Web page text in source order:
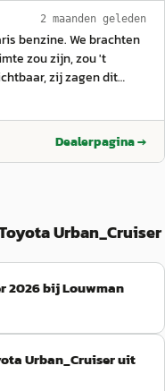
2 maanden geleden
benzine. We brachten
zou zijn, zou 't
zij zagen dit
wat ik bijzonder
we toch komen.
service verleent.
collega's. Warm
”
Dealerpagina →
Urban_Cruiser
2026 bij Louwman
Urban_Cruiser uit